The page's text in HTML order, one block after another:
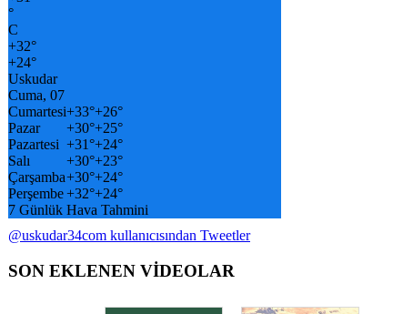
°
C
+32°
+24°
Uskudar
Cuma, 07
Cumartesi+33°+26°
Pazar
+30°+25°
Pazartesi +31°+24°
Salı
+30°+23°
Çarşamba+30°+24°
Perşembe+32°+24°
7 Günlük Hava Tahmini
@uskudar34com kullanıcısından Tweetler
SON EKLENEN VİDEOLAR